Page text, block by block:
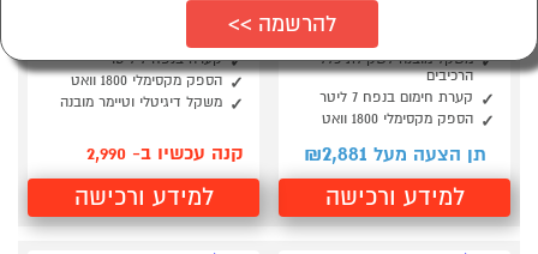
משקל מובנה לשקילת כלל
הרכיבים
קערת חימום בנפח 7 ליטר
הספק מקסימלי 1800 וואט
תן הצעה מעל ₪ 2,881
למידע ורכישה
Kenwood טיטניום
קערה בנפח 7 ליטר
הספק מקסימלי 1800 וואט
משקל דיגיטלי וטיימר מובנה
קנה עכשיו ב- 2,990
למידע ורכישה